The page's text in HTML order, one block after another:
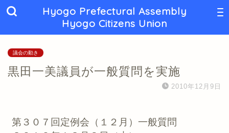
Hyogo Prefectural Assembly
Hyogo Citizens Union
議会の動き
黒田一美議員が一般質問を実施
2010年12月9日
第３０７回定例会（１２月）一般質問